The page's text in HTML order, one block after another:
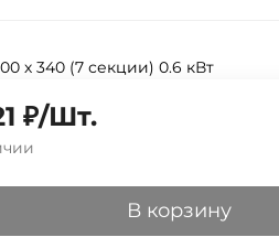
х 340 (7 секции) 0.6 кВт
₽/Шт.
В корзину